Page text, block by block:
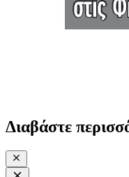
Διαβάστε